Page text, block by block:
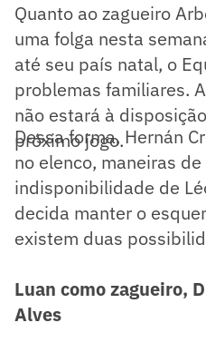
Quanto ao zagueiro
uma folga nesta
até seu país natal, o
problemas familiares.
não estará à
próximo jogo.
Dessa forma, Hernán
no elenco, maneiras
indisponibilidade de
decida manter o
existem duas
Luan como zagueiro,
Alves